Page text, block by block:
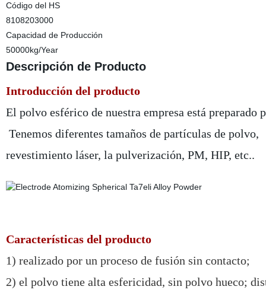
Código del HS
8108203000
Capacidad de Producción
50000kg/Year
Descripción de Producto
Introducción del producto
El polvo esférico de nuestra empresa está preparado
Tenemos diferentes tamaños de partículas de polvo,
revestimiento láser, la pulverización, PM, HIP, etc..
Características del producto
1) realizado por un proceso de fusión sin contacto;
2) el polvo tiene alta esfericidad, sin polvo hueco;